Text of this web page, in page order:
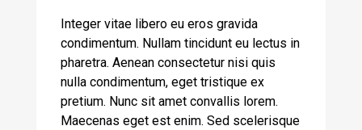
Integer vitae libero eu eros gravida
condimentum. Nullam tincidunt eu lectus in
pharetra. Aenean consectetur nisi quis
nulla condimentum, eget tristique ex
pretium. Nunc sit amet convallis lorem.
Maecenas eget est enim. Sed scelerisque